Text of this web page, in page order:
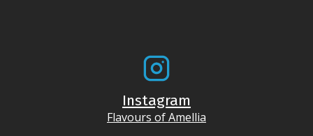
Instagram
Flavours of Amellia